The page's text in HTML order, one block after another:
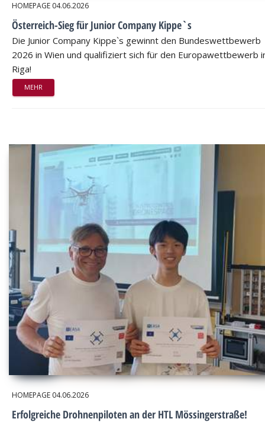
HOMEPAGE 04.06.2026
Österreich-Sieg für Junior Company Kippe`s
Die Junior Company Kippe`s gewinnt den Bundeswettbewerb
2026 in Wien und qualifiziert sich für den Europawettbewerb
Riga!
MEHR
HOMEPAGE 04.06.2026
Erfolgreiche Drohnenpiloten an der HTL Mössingerstraße!